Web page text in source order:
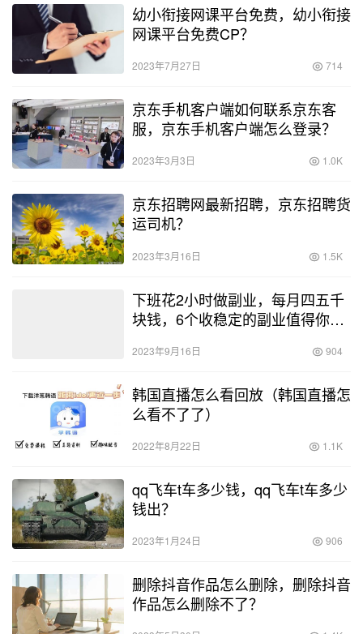
幼小衔接网课平台免费，幼小衔接
网课平台免费CP？
2023年7月27日 714
京东手机客户端如何联系京东客
服，京东手机客户端怎么登录？
2023年3月3日 1.0K
京东招聘网最新招聘，京东招聘货
运司机？
2023年3月16日 1.5K
下班花2小时做副业，每月四五千
块钱，6个收稳定的副业值得你去
2023年9月16日 904
韩国直播怎么看回放（韩国直播怎
么看不了了）
2022年8月22日 1.1K
qq飞车t车多少钱，qq飞车t车多少
钱出？
2023年1月24日 906
删除抖音作品怎么删除，删除抖音
作品怎么删除不了？